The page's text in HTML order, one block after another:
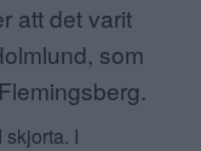
att det varit
som